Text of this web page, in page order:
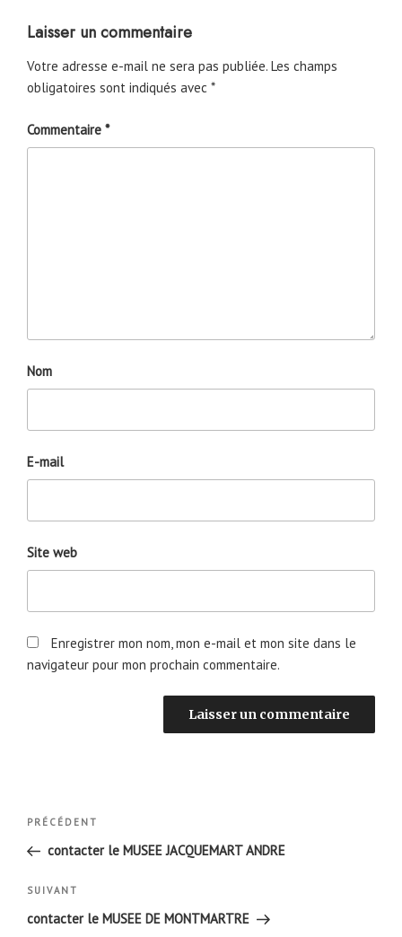
Laisser un commentaire
Votre adresse e-mail ne sera pas publiée. Les champs
obligatoires sont indiqués avec *
Commentaire *
Nom
E-mail
Site web
Enregistrer mon nom, mon e-mail et mon site dans le
navigateur pour mon prochain commentaire.
Navigation
l’article
Article
précédent
PRÉCÉDENT
contacter le MUSEE JACQUEMART ANDRE
Article
suivant
SUIVANT
contacter le MUSEE DE MONTMARTRE